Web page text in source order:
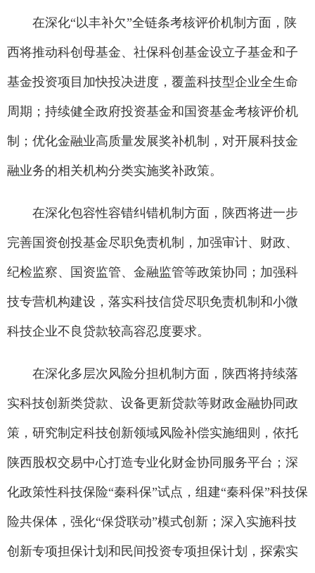
在深化“以丰补欠”全链条考核评价机制方面，陕
西将推动科创母基金、社保科创基金设立子基金和子
基金投资项目加快投决进度，覆盖科技型企业全生命
周期；持续健全政府投资基金和国资基金考核评价机
制；优化金融业高质量发展奖补机制，对开展科技金
融业务的相关机构分类实施奖补政策。
在深化包容性容错纠错机制方面，陕西将进一步
完善国资创投基金尽职免责机制，加强审计、财政、
纪检监察、国资监管、金融监管等政策协同；加强科
技专营机构建设，落实科技信贷尽职免责机制和小微
科技企业不良贷款较高容忍度要求。
在深化多层次风险分担机制方面，陕西将持续落
实科技创新类贷款、设备更新贷款等财政金融协同政
策，研究制定科技创新领域风险补偿实施细则，依托
陕西股权交易中心打造专业化财金协同服务平台；深
化政策性科技保险“秦科保”试点，组建“秦科保”科技保
险共保体，强化“保贷联动”模式创新；深入实施科技
创新专项担保计划和民间投资专项担保计划，探索实